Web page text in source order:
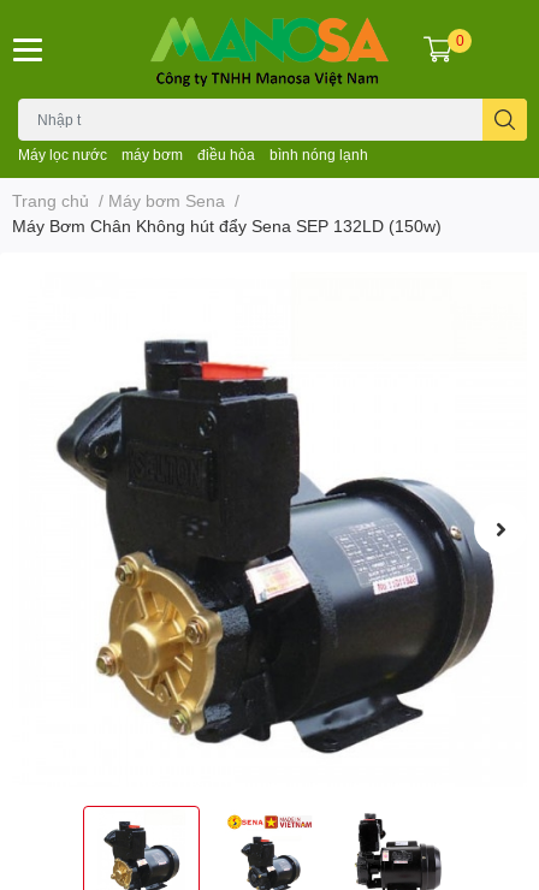
Máy lọc nước máy bơm điều hòa bình nóng lạnh
0
Trang chủ / Máy bơm Sena /
Máy Bơm Chân Không hút đẩy Sena SEP 132LD (150w)